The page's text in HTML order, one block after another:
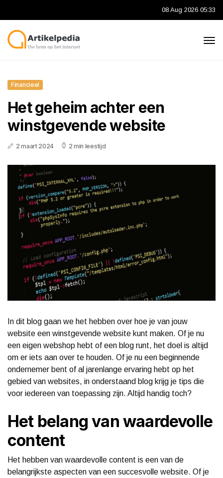
08 Aug 2026 05:33
Financieel
Het geheim achter een
winstgevende website
2 maart 2024 2 min leestijd
In dit blog gaan we het hebben over hoe je van jouw
website een winstgevende website kunt maken. Of je nu
een eigen webshop hebt of een blog runt, het doel is altijd
om er iets aan over te houden. Of je nu een beginnende
ondernemer bent of al jarenlange ervaring hebt op het
gebied van websites, in onderstaand blog krijg je tips die
voor iedereen van toepassing zijn. Altijd handig toch?
Het belang van waardevolle
content
Het hebben van waardevolle content is een van de
belangrijkste aspecten van een succesvolle website. Of je